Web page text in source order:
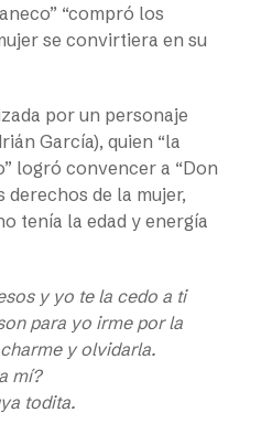
“compró los
se convirtiera en su
por un personaje
García), quien “la
logró convencer a “Don
derechos de la mujer,
tenía la edad y energía
y yo te la cedo a ti
para yo irme por la
y olvidarla.
mí?
todita.